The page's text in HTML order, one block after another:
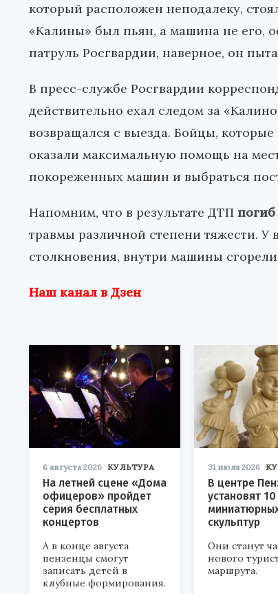
который расположен неподалеку,
«Калины» был пьян, а машина не его,
патруль Росгвардии, наверное, он
В пресс-службе Росгвардии
действительно ехал следом за
возвращался с выезда. Бойцы,
оказали максимальную помощь на
покореженных машин и выбраться
Напомним, что в результате ДТП
травмы различной степени тяжести. У
столкновения, внутри машины
Наш канал в Дзен
6 августа 2026 КУЛЬТУРА
На летней сцене «Дома
офицеров» пройдет
серия бесплатных
концертов
А в конце августа
пензенцы смогут
записать детей в
клубные формирования.
31 июля 2026
В центре
установят 10
скульптур
Они станут
нового
маршрута.